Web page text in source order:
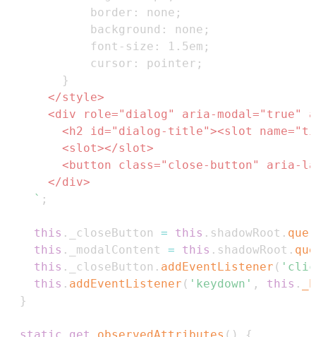
border : none ;
background : none ;
font-size : 1.5em ;
cursor : pointer ;
}
</style>
<div role=" dialog " aria-modal=" true"
<h2 id=" dialog-title"><slot name="
<slot></slot>
<button class=" close-button"
aria-
</div>
` ;
this . _closeButton = this . shadowRoot .
this . _modalContent = this . shadowRoot .
this . _closeButton . addEventListener (
this . addEventListener ( 'keydown' , this .
}